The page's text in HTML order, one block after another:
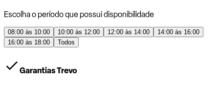
Escolha o período que possui disponibilidade
08:00 às 10:00 10:00 às 12:00 12:00 às 14:00
14:00 às 16:00
16:00 às 18:00
Todos
Garantias Trevo